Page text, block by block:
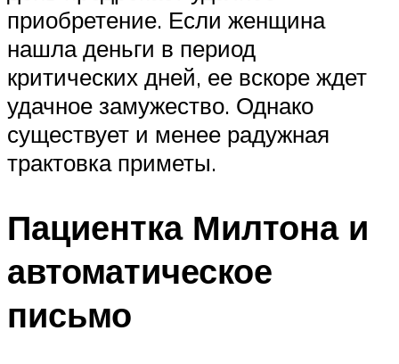
приобретение. Если женщина
нашла деньги в период
критических дней, ее вскоре ждет
удачное замужество. Однако
существует и менее радужная
трактовка приметы.
Пациентка Милтона и
автоматическое
письмо